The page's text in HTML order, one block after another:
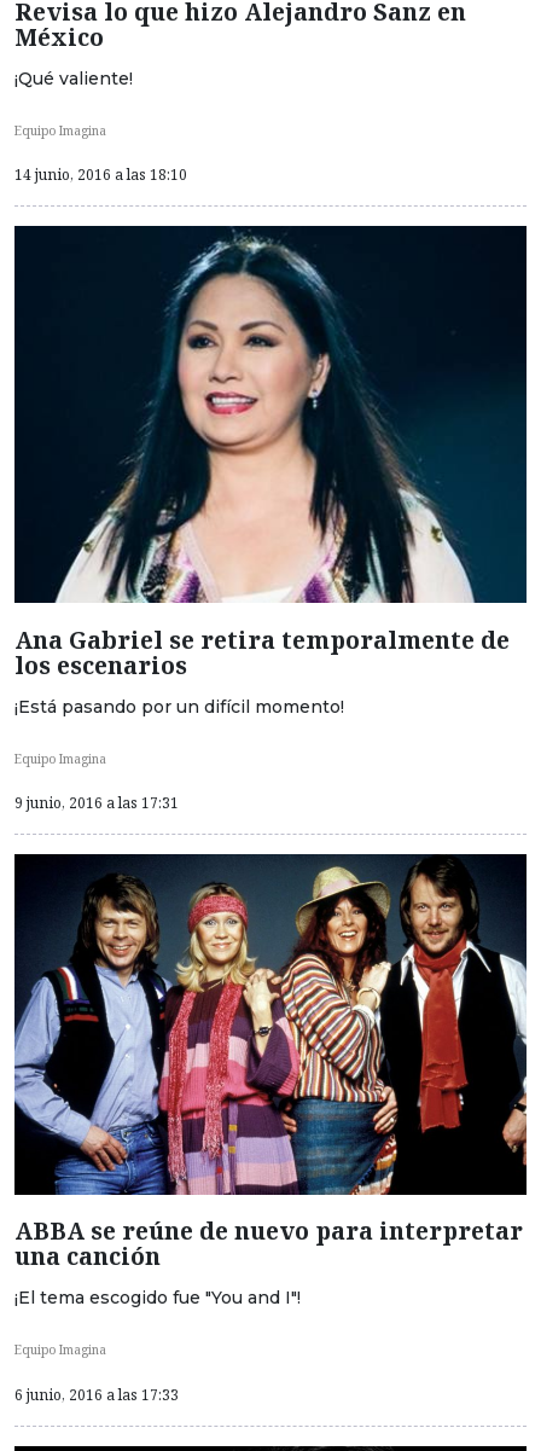
Revisa lo que hizo Alejandro Sanz en
México
¡Qué valiente!
Equipo Imagina
14 junio, 2016 a las 18:10
Ana Gabriel se retira temporalmente de
los escenarios
¡Está pasando por un difícil momento!
Equipo Imagina
9 junio, 2016 a las 17:31
ABBA se reúne de nuevo para interpretar
una canción
¡El tema escogido fue "You and I"!
Equipo Imagina
6 junio, 2016 a las 17:33